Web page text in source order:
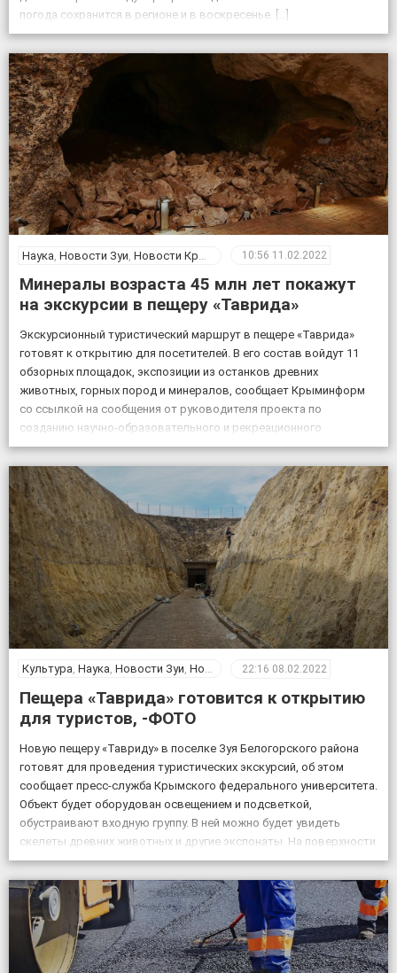
погода сохранится в регионе и в воскресенье. […]
Наука Новости Зуи Новости Крыма 10:56 11.02.2022
Минералы возраста 45 млн лет покажут
на экскурсии в пещеру «Таврида»
Экскурсионный туристический маршрут в пещере «Таврида»
готовят к открытию для посетителей. В его состав войдут 11
обзорных площадок, экспозиции из останков древних
животных, горных пород и минералов, сообщает Крыминформ
со ссылкой на сообщения от руководителя проекта по
созданию научно-образовательного и рекреационного
комплекса на базе пещеры Таврида, старшего преподавателя
Крымского федерального университета Геннадия Самохина. «На
протяжении […]
Культура, Наука, Новости Зуи, Новости Крыма ,Общество
22:16 08.02.2022
Пещера «Таврида» готовится к открытию
для туристов, -ФОТО
Новую пещеру «Тавриду» в поселке Зуя Белогорского района
готовят для проведения туристических экскурсий, об этом
сообщает пресс-служба Крымского федерального университета.
Объект будет оборудован освещением и подсветкой,
обустраивают входную группу. В ней можно будет увидеть
скелеты древних животных и другие экспонаты. На поверхности
возле пещеры появится музей и ландшафтный парк. Фото:
пресс-служба КФУ Дата открытия уникального […]